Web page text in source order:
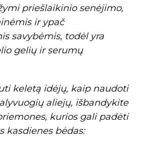
priešlaikinio senėjimo,
ir ypač
savybėmis, todėl yra
gelių ir serumų
keletą idėjų, kaip naudoti
aliejų, išbandykite
kurios gali padėti
kasdienes bėdas: